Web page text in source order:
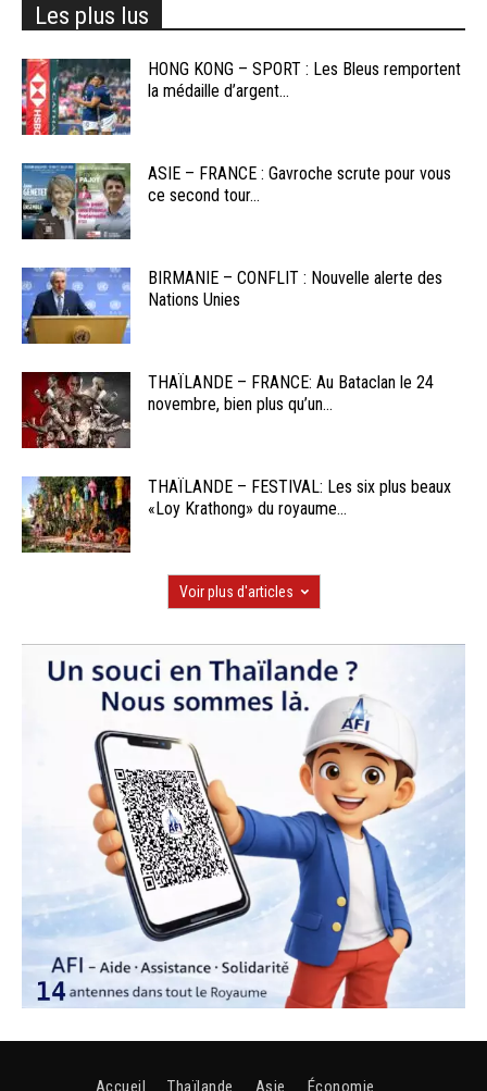
Les plus lus
HONG KONG – SPORT : Les Bleus remportent
la médaille d’argent...
ASIE – FRANCE : Gavroche scrute pour vous
ce second tour...
BIRMANIE – CONFLIT : Nouvelle alerte des
Nations Unies
THAÏLANDE – FRANCE: Au Bataclan le 24
novembre, bien plus qu’un...
THAÏLANDE – FESTIVAL: Les six plus beaux
«Loy Krathong» du royaume...
Voir plus d'articles
Accueil Thaïlande Asie Économie